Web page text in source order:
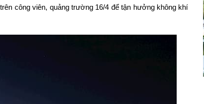
công viên, quảng trường 16/4 để tận hưởng không khí